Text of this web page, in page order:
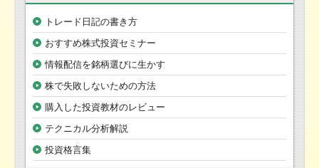
トレード日記の書き方
おすすめ株式投資セミナー
情報配信を銘柄選びに生かす
株で失敗しないための方法
購入した投資教材のレビュー
テクニカル分析解説
投資格言集